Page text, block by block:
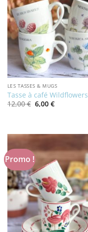
LES TASSES & MUGS
Tasse à café Wildflowers
12,00€ Le
prix
6,00 €Le
prix
Promo !